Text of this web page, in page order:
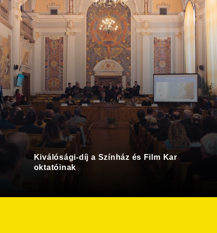
Kiválósági-díj a Színház és Film Kar
oktatóinak